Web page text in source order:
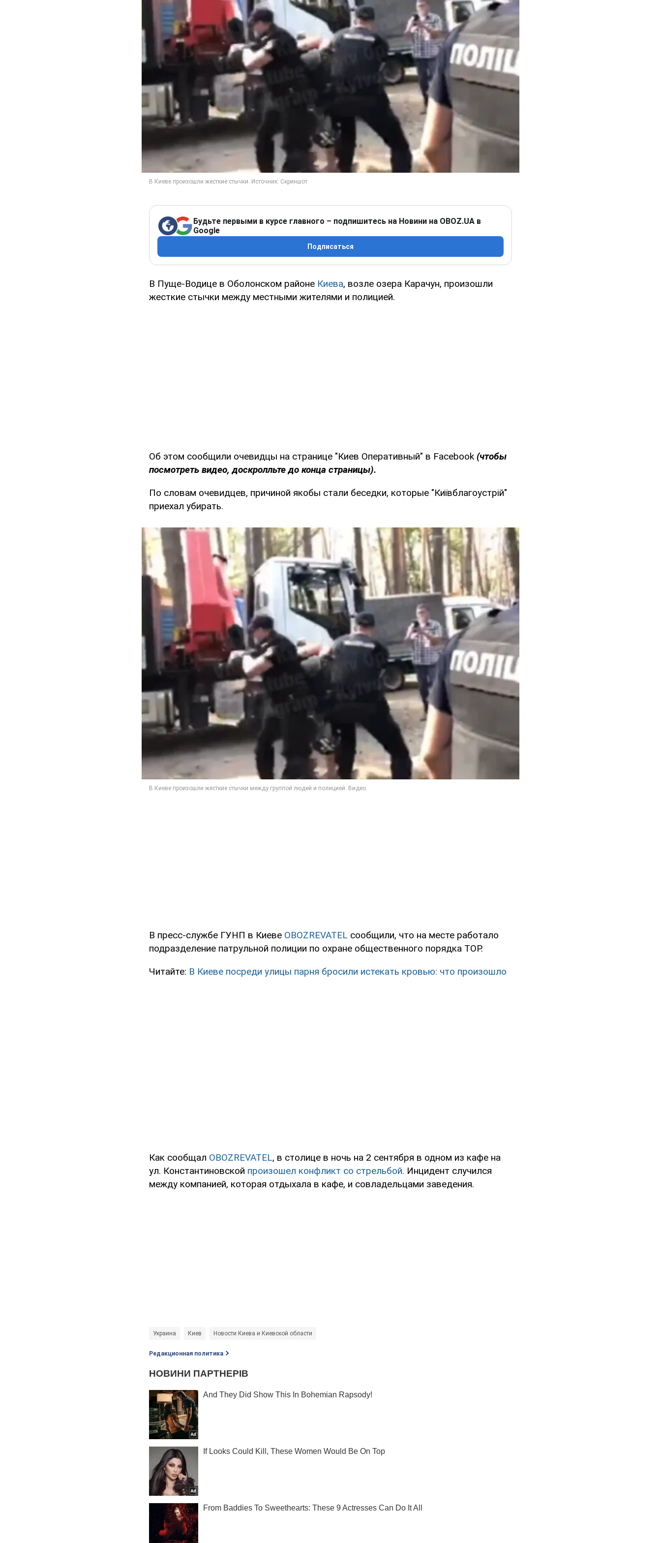
Будьте первыми в курсе главного – подпишитесь на Новини на OBOZ.UA в
Google
Подписаться
В Пуще-Водице в Оболонском районе Киева, возле озера Карачун, произошли
жесткие стычки между местными жителями и полицией.
Об этом сообщили очевидцы на странице "Киев Оперативный" в Facebook (чтобы
посмотреть видео, доскролльте до конца страницы).
По словам очевидцев, причиной якобы стали беседки, которые "Київблагоустрій"
приехал убирать.
В пресс-службе ГУНП в Киеве OBOZREVATEL сообщили, что на месте работало
подразделение патрульной полиции по охране общественного порядка ТОР.
Читайте: В Киеве посреди улицы парня бросили истекать кровью: что произошло
Как сообщал OBOZREVATEL, в столице в ночь на 2 сентября в одном из кафе на
ул. Константиновской произошел конфликт со стрельбой. Инцидент случился
между компанией, которая отдыхала в кафе, и совладельцами заведения.
Украина Киев Новости Киева и Киевской области
Редакционная политика